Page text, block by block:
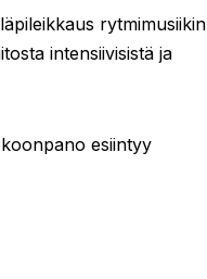
rytmimusiikin
intensiivisistä ja
esiintyy